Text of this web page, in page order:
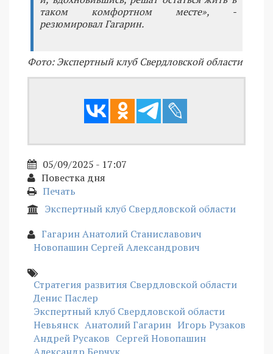
таком комфортном месте», -
резюмировал Гагарин.
Фото: Экспертный клуб Свердловской области
05/09/2025 - 17:07
Повестка дня
Печать
Экспертный клуб Свердловской области
Гагарин Анатолий Станиславович
Новопашин Сергей Александрович
Стратегия развития Свердловской области
Денис Паслер
Экспертный клуб Свердловской области
Невьянск Анатолий Гагарин Игорь Рузаков
Андрей Русаков Сергей Новопашин
Александр Берчук